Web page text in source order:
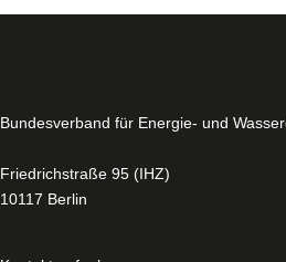
Bun­des­ver­band für Energie- und
Fried­rich­stra­ße 95 (IHZ)
10117 Berlin